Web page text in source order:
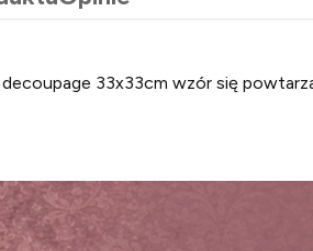
33x33cm wzór się